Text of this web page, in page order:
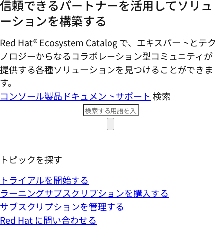
信頼できるパートナーを活用してソリュ
ーションを構築する
Red Hat® Ecosystem Catalog で、エキスパートとテク
ノロジーからなるコラボレーション型コミ​ュニティが
提供する各種ソリューションを見つけることができま
す。
コンソール製品ドキュメントサポート 検索
トピックを探す
トライアルを開始する
ラーニングサブスクリプションを購入する
サブスクリプションを管理する
Red Hat に問い合わせる